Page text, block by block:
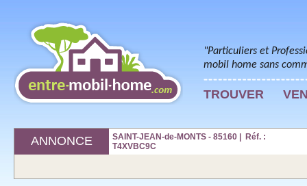
"Particuliers et
mobil home sans
TROUVER
ANNONCE
SAINT-JEAN-de-MONTS - 85160 | Réf. :
T4XVBC9C